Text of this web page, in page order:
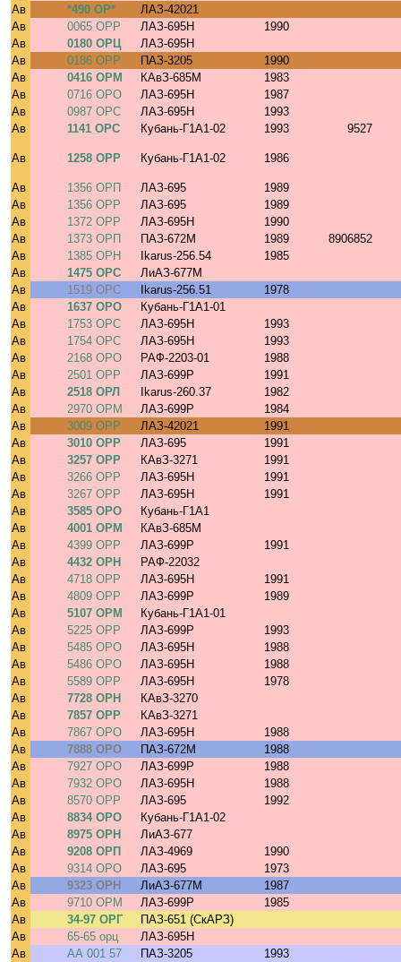
Ав
*490 ОР*
ЛАЗ-42021
Ав
0065 ОРР ЛАЗ-695Н
1990
Ав
0180 ОРЦ
ЛАЗ-695Н
Ав
0186 ОРР ПАЗ-3205
1990
Ав
0416 ОРМ КАвЗ-685М
1983
Ав
0716 ОРО ЛАЗ-695Н
1987
Ав
0987 ОРС ЛАЗ-695Н
1993
Ав
1141 ОРС Кубань-Г1А1-02 1993 9527
Ав 1258 ОРР Кубань-Г1А1-02 1986
Ав 1356 ОРП ЛАЗ-695
1989
Ав
1356 ОРР ЛАЗ-695
1989
Ав
1372 ОРР ЛАЗ-695Н
1990
Ав
1373 ОРП ПАЗ-672М 1989
8906852
Ав
1385 ОРН Ikarus-256.54
1985
Ав
1475 ОРС
ЛиАЗ-677М
Ав
1519 ОРС Ikarus-256.51
1978
Ав
1637 ОРО
Кубань-Г1А1-01
Ав
1753 ОРС ЛАЗ-695Н
1993
Ав
1754 ОРС ЛАЗ-695Н
1993
Ав
2168 ОРО РАФ-2203-01
1988
Ав
2501 ОРР ЛАЗ-699Р
1991
Ав
2518 ОРЛ Ikarus-260.37
1982
Ав
2970 ОРМ ЛАЗ-699Р
1984
Ав
3009 ОРР ЛАЗ-42021
1991
Ав
3010 ОРР ЛАЗ-695
1991
Ав
3257 ОРР КАвЗ-3271
1991
Ав
3266 ОРР ЛАЗ-695Н
1991
Ав
3267 ОРР ЛАЗ-695Н
1991
Ав
3585 ОРО
Кубань-Г1А1
Ав
4001 ОРМ
КАвЗ-685М
Ав
4399 ОРР ЛАЗ-699Р
1991
Ав
4432 ОРН
РАФ-22032
Ав
4718 ОРР ЛАЗ-695Н
1991
Ав
4809 ОРР ЛАЗ-699Р
1989
Ав
5107 ОРМ
Кубань-Г1А1-01
Ав
5225 ОРР ЛАЗ-699Р
1993
Ав
5485 ОРО ЛАЗ-695Н
1988
Ав
5486 ОРО ЛАЗ-695Н
1988
Ав
5589 ОРР ЛАЗ-695Н
1978
Ав
7728 ОРН
КАвЗ-3270
Ав
7857 ОРР
КАвЗ-3271
Ав
7867 ОРО ЛАЗ-695Н
1988
Ав
7888 ОРО ПАЗ-672М
1988
Ав
7927 ОРО ЛАЗ-699Р
1988
Ав
7932 ОРО ЛАЗ-695Н
1988
Ав
8570 ОРР ЛАЗ-695
1992
Ав
8834 ОРО
Кубань-Г1А1-02
Ав
8975 ОРН
ЛиАЗ-677
Ав
9208 ОРП ЛАЗ-4969
1990
Ав
9314 ОРО ЛАЗ-695
1973
Ав
9323 ОРН ЛиАЗ-677М
1987
Ав
9710 ОРМ ЛАЗ-699Р
1985
Ав
34-97 ОРГ
ПАЗ-651 (СкАРЗ)
Ав
65-65 орц
ЛАЗ-695Н
Ав
АА 001 57 ПАЗ-3205
1993